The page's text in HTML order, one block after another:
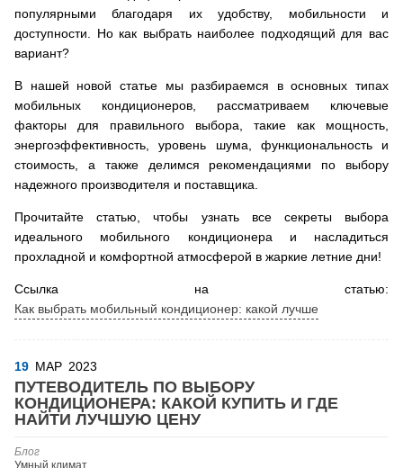
популярными благодаря их удобству, мобильности и
доступности. Но как выбрать наиболее подходящий для вас
вариант?
В нашей новой статье мы разбираемся в основных типах
мобильных кондиционеров, рассматриваем ключевые
факторы для правильного выбора, такие как мощность,
энергоэффективность, уровень шума, функциональность и
стоимость, а также делимся рекомендациями по выбору
надежного производителя и поставщика.
Прочитайте статью, чтобы узнать все секреты выбора
идеального мобильного кондиционера и насладиться
прохладной и комфортной атмосферой в жаркие летние дни!
Ссылка на статью:
Как выбрать мобильный кондиционер: какой лучше
19 МАР 2023
ПУТЕВОДИТЕЛЬ ПО ВЫБОРУ
КОНДИЦИОНЕРА: КАКОЙ КУПИТЬ И ГДЕ
НАЙТИ ЛУЧШУЮ ЦЕНУ
Блог
Умный климат